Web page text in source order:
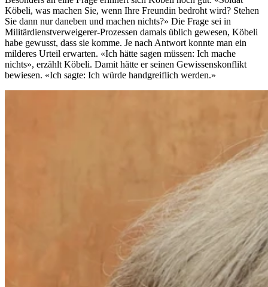
Köbeli, was machen Sie, wenn Ihre Freundin bedroht wird? Stehen
Sie dann nur daneben und machen nichts?» Die Frage sei in
Militärdienstverweigerer-Prozessen damals üblich gewesen, Köbeli
habe gewusst, dass sie komme. Je nach Antwort konnte man ein
milderes Urteil erwarten. «Ich hätte sagen müssen: Ich mache
nichts», erzählt Köbeli. Damit hätte er seinen Gewissenskonflikt
bewiesen. «Ich sagte: Ich würde handgreiflich werden.»